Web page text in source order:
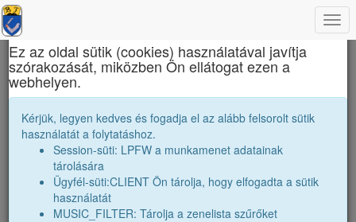
Bolyai Farkas Elméleti Líceum
Szabó István
whatshot
Szabó István
×
Ez az oldal sütik (cookies) használatával javítja
szórakozását, miközben Ön ellátogat ezen a
webhelyen.
Kérjük, legyen kedves és fogadja el az alább felsorolt sütik
használatát a folytatáshoz.
Session-süti: LPFW a munkamenet adatainak
tárolására
Ügyfél-süti:CLIENT Ön tárolja, hogy elfogadta a sütik
használatát
MUSIC_FILTER: Tárolja a zenelista szűrőket